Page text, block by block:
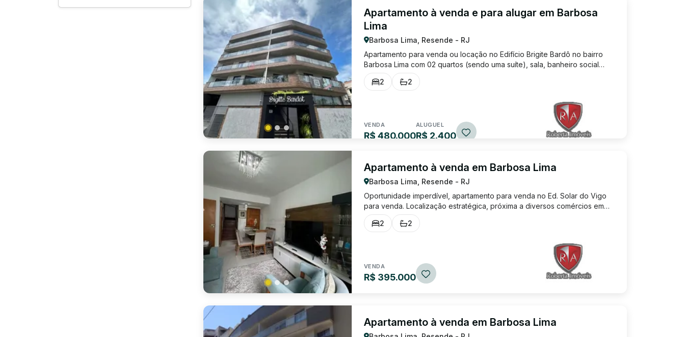
Apartamento à venda e para alugar em Barbosa
Lima
Barbosa Lima, Resende - RJ
Apartamento para venda ou locação no Edifício Brigite Bardô no bairro
Barbosa Lima com 02 quartos (sendo uma suíte), sala, banheiro social
com armário planejado, área de serviço, cozinha com armários
planejados e 01 vaga de garagem. Prédio de 4 andar...
2 2
VENDA
R$ 480.000
ALUGUEL
R$ 2.400
Apartamento à venda em Barbosa Lima
Barbosa Lima, Resende - RJ
Oportunidade imperdível, apartamento para venda no Ed. Solar do Vigo
para venda. Localização estratégica, próxima a diversos comércios em
geral, academias e escolas. O apartamento é composto por 2 quartos,
sendo 2 suítes, 1 corredor, escada para os q...
2 2
VENDA
R$ 395.000
Apartamento à venda em Barbosa Lima